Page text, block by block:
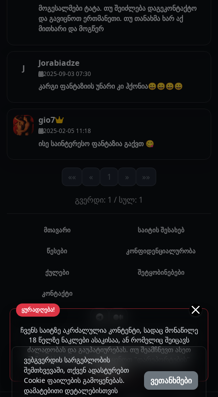
მოგესალმები ტატა. თუ შეიძლება დაგეკონტაქტო
და გავიცნოთ ერთმანეთი. თუ თანახმა ხარ აქ
მითხარი და მოგწერ
J Jorabiadze
2025-09-03 07:30
კარგი ფანტაზიის უნარი კი ჰქონია😀😀😀😀
gio7
2025-02-05 11:18
ისე საინტერესო ფანტაზია გაქვთ 😋
«« « 1 » »»
გვერდი: 1 / სულ: 1
ყურადღება!
ჩვენს საიტზე აკრძალულია კონტენტი, სადაც მონაწილე
18 წელზე ნაკლები ასაკისაა, ან რომელიც შეიცავს
ძალადობას და გაუპატიურებას. თუ შეამჩნევთ ასეთ
შინაარსს, გთხოვთ, გამოიყენოთ "დარეპორტების"
ფუნქცია.
მთავარი საიტის შესახებ
წესები კონფიდენციალურობა
ქულები შეტყობინებები
კონტაქტი
© 2024 - 2026 ყველა უფლება დაცულია. უნებართვო
გამოყენება აკრძალულია.
ვებგვერდის სარგებლობის
შემთხვევაში, თქვენ ადასტურებთ
Cookie ფაილების გამოყენებას.
დამატებითი დეტალებისთვის
ვეთანხმები